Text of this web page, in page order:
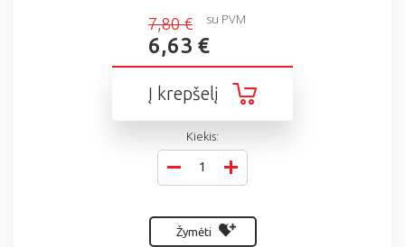
7,80 €
6,63 €
su PVM
Į krepšelį
Kiekis:
Žymėti